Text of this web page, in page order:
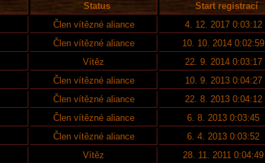
Status Start registrací
Člen vítězné aliance 4. 12. 2017 0:03:12
Člen vítězné aliance 10. 10. 2014 0:02:59
Vítěz 22. 9. 2014 0:03:17
Člen vítězné aliance 10. 9. 2013 0:04:27
Člen vítězné aliance 22. 8. 2013 0:04:12
Člen vítězné aliance 6. 8. 2013 0:03:45
Člen vítězné aliance 6. 4. 2013 0:03:52
Vítěz 28. 11. 2011 0:04:49